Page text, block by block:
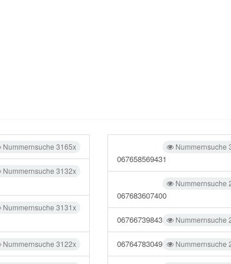
Nummernsuche 3165x
Nummernsuche 3132x
Nummernsuche 3131x
Nummernsuche 3122x
Nummernsuche
067658569431
Nummernsuche
067683607400
Nummernsuche
06766739843
Nummernsuche
06764783049